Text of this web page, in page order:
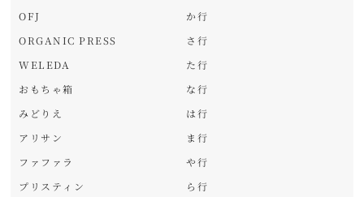
OFJ
ORGANIC PRESS
WELEDA
おもちゃ箱
みどりえ
アリサン
ファファラ
プリスティン
か行
さ行
た行
な行
は行
ま行
や行
ら行